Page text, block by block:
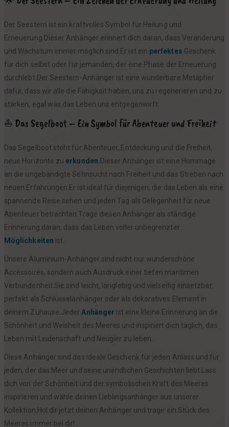
Der Seestern ist ein kraftvolles Symbol für Heilung und
Erneuerung.Dieser Anhänger erinnert dich daran, dass Veränderung
und Wachstum immer möglich sind.Er ist ein perfektes Geschenk
für dich selbst oder für jemanden, der eine Phase der Erneuerung
durchlebt.Der Seestern-Anhänger ist eine wunderbare Metapher
dafür, dass wir alle die Fähigkeit haben, uns zu regenerieren und zu
stärken, egal was das Leben uns entgegenwirft.
⛵ Das Segelboot – Ein Symbol für Abenteuer und Freiheit
Das Segelboot steht für Abenteuer, Entdeckung und die Freiheit,
neue Horizonte zu erkunden.Dieser Anhänger ist eine Hommage
an die ungebändigte Sehnsucht nach Freiheit und das Streben nach
neuen Erfahrungen.Er ist ideal für diejenigen, die das Leben als eine
spannende Reise sehen und jeden Tag als Gelegenheit für neue
Abenteuer betrachten.Trage diesen Anhänger als ständige
Erinnerung daran, dass das Leben voller unbegrenzter
Möglichkeiten ist.
Unsere Aluminium-Anhänger sind nicht nur wunderschöne
Accessoires, sondern auch Ausdruck einer tiefen maritimen
Verbundenheit.Sie sind leicht, langlebig und vielseitig einsetzbar,
perfekt als Schlüsselanhänger oder als dekoratives Element in
deinem Zuhause.Jeder Anhänger ist eine kleine Erinnerung an die
Schönheit und Weisheit des Meeres und inspiriert dich täglich, das
Leben mit Leidenschaft und Neugier zu leben.
Diese Anhänger sind das ideale Geschenk für jeden Anlass und für
jeden, der das Meer und seine unendlichen Geschichten liebt.Lass
dich von der Schönheit und der symbolischen Kraft des Meeres
inspirieren und wähle deinen Lieblingsanhänger aus unserer
Kollektion.Hol dir jetzt deinen Anhänger und trage ein Stück des
Meeres immer bei dir!